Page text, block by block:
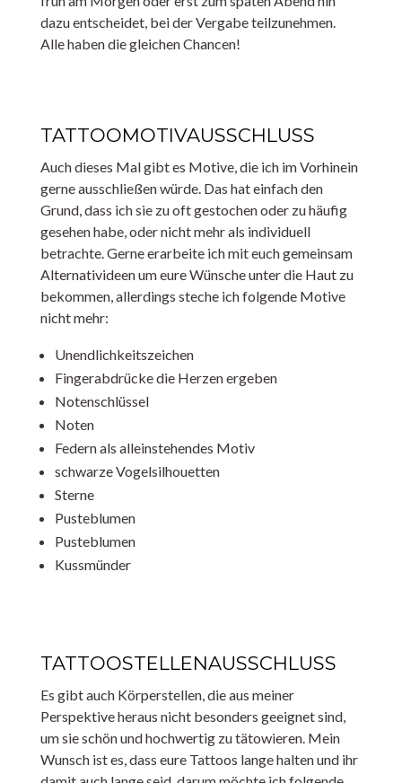
dazu entscheidet, bei der Vergabe teilzunehmen.
Alle haben die gleichen Chancen!
TATTOOMOTIVAUSSCHLUSS
Auch dieses Mal gibt es Motive, die ich im Vorhinein
gerne ausschließen würde. Das hat einfach den
Grund, dass ich sie zu oft gestochen oder zu häufig
gesehen habe, oder nicht mehr als individuell
betrachte. Gerne erarbeite ich mit euch gemeinsam
Alternativideen um eure Wünsche unter die Haut zu
bekommen, allerdings steche ich folgende Motive
nicht mehr:
Unendlichkeitszeichen
Fingerabdrücke die Herzen ergeben
Notenschlüssel
Noten
Federn als alleinstehendes Motiv
schwarze Vogelsilhouetten
Sterne
Pusteblumen
Pusteblumen
Kussmünder
TATTOOSTELLENAUSSCHLUSS
Es gibt auch Körperstellen, die aus meiner
Perspektive heraus nicht besonders geeignet sind,
um sie schön und hochwertig zu tätowieren. Mein
Wunsch ist es, dass eure Tattoos lange halten und ihr